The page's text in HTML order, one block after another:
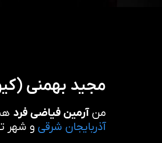
مجید بهمنی
منآرمین فیاضی فرد
آذربایجان شرقی و شهر